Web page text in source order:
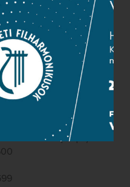
Marcell u. 1. (Müpa)